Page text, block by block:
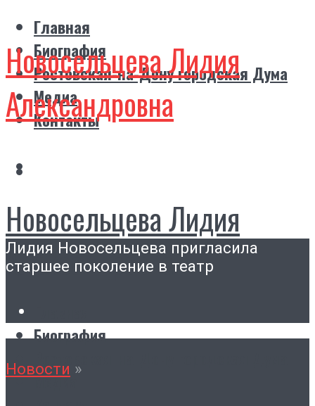
Главная
Биография
Ростовская-на-Дону городская Дума
Медиа
Контакты
Новосельцева Лидия
Александровна
Новосельцева Лидия
Александровна
Биография
Медиа
Лидия Новосельцева пригласила
старшее поколение в театр
Новости »